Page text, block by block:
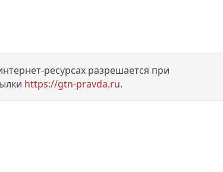
ресурсах разрешается при
https://gtn-pravda.ru.